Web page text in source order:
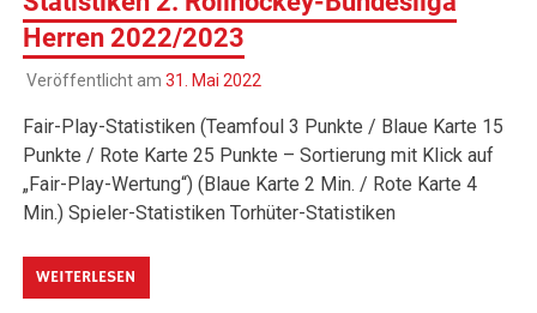
Herren 2022/2023
Veröffentlicht am 31. Mai 2022
Fair-Play-Statistiken (Teamfoul 3 Punkte / Blaue Karte 15
Punkte / Rote Karte 25 Punkte – Sortierung mit Klick auf
„Fair-Play-Wertung“) (Blaue Karte 2 Min. / Rote Karte 4
Min.) Spieler-Statistiken Torhüter-Statistiken
WEITERLESEN